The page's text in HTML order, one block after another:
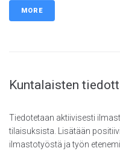
MORE
Kuntalaisten
Tiedotetaan aktiivisesti
tilaisuksista. Lisätään
ilmastotyöstä ja työn